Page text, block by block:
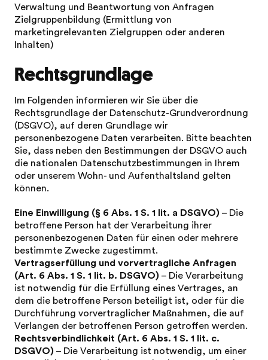
Verwaltung und Beantwortung von Anfragen
Zielgruppenbildung (Ermittlung von
marketingrelevanten Zielgruppen oder anderen
Inhalten)
Rechtsgrundlage
Im Folgenden informieren wir Sie über die
Rechtsgrundlage der Datenschutz-Grundverordnung
(DSGVO), auf deren Grundlage wir
personenbezogene Daten verarbeiten. Bitte beachten
Sie, dass neben den Bestimmungen der DSGVO auch
die nationalen Datenschutzbestimmungen in Ihrem
oder unserem Wohn- und Aufenthaltsland gelten
können.
Eine Einwilligung (§ 6 Abs. 1 S. 1 lit. a DSGVO) – Die
betroffene Person hat der Verarbeitung ihrer
personenbezogenen Daten für einen oder mehrere
bestimmte Zwecke zugestimmt.
Vertragserfüllung und vorvertragliche Anfragen
(Art. 6 Abs. 1 S. 1 lit. b. DSGVO) – Die Verarbeitung
ist notwendig für die Erfüllung eines Vertrages, an
dem die betroffene Person beteiligt ist, oder für die
Durchführung vorvertraglicher Maßnahmen, die auf
Verlangen der betroffenen Person getroffen werden.
Rechtsverbindlichkeit (Art. 6 Abs. 1 S. 1 lit. c.
DSGVO) – Die Verarbeitung ist notwendig, um einer